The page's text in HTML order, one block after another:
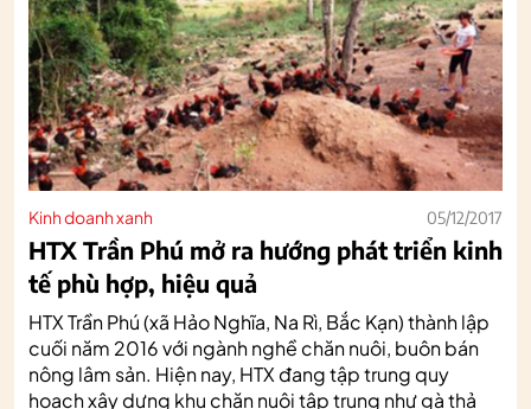
Kinh doanh xanh 05/12/2017
HTX Trần Phú mở ra hướng phát triển kinh
tế phù hợp, hiệu quả
HTX Trần Phú (xã Hảo Nghĩa, Na Rì, Bắc Kạn) thành lập
cuối năm 2016 với ngành nghề chăn nuôi, buôn bán
nông lâm sản. Hiện nay, HTX đang tập trung quy
hoạch xây dựng khu chăn nuôi tập trung như gà thả